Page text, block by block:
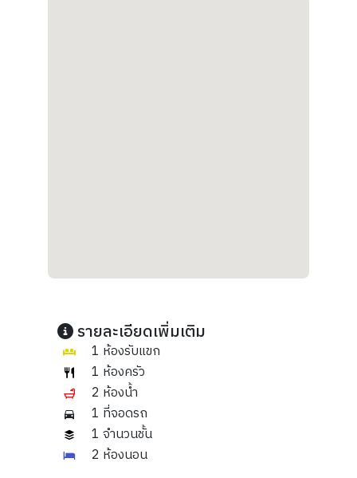
รายละเอียดเพิ่มเติม
1 ห้องรับแขก
1 ห้องครัว
2 ห้องน้ำ
1 ที่จอดรถ
1 จำนวนชั้น
2 ห้องนอน